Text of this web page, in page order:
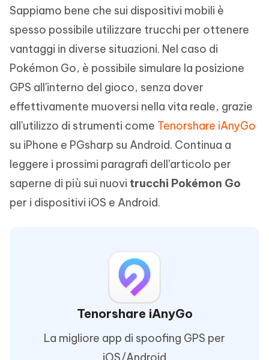
Sappiamo bene che sui dispositivi mobili è
spesso possibile utilizzare trucchi per ottenere
vantaggi in diverse situazioni. Nel caso di
Pokémon Go, è possibile simulare la posizione
GPS all'interno del gioco, senza dover
effettivamente muoversi nella vita reale, grazie
all'utilizzo di strumenti come Tenorshare iAnyGo
su iPhone e PGsharp su Android. Continua a
leggere i prossimi paragrafi dell’articolo per
saperne di più sui nuovi trucchi Pokémon Go
per i dispositivi iOS e Android.
Tenorshare iAnyGo
La migliore app di spoofing GPS per